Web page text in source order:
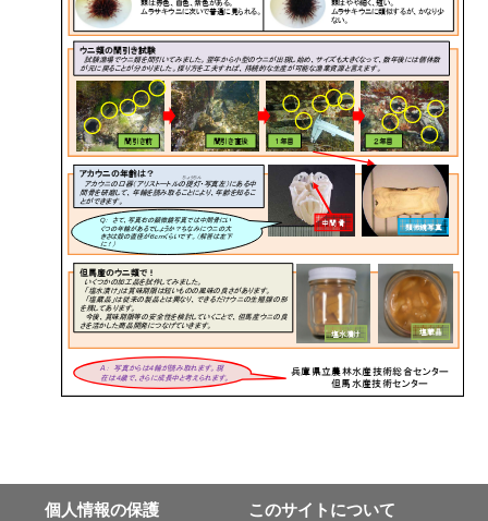
個⼈情報の保護
このサイトについて